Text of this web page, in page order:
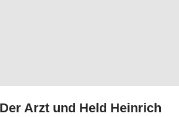
Arzt und Held Heinrich